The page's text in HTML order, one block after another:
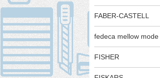
FABER-CASTELL
fedeca mellow mode
FISHER